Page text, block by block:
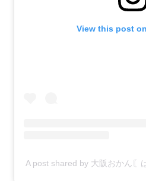
View this post
A post shared by 大阪おかん〘